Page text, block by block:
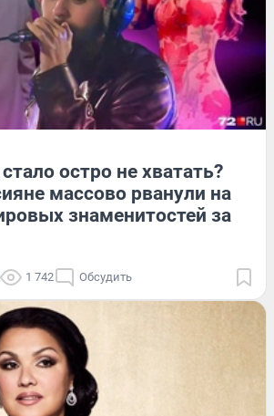
остро не хватать?
массово рванули на
знаменитостей за
1 742 Обсудить